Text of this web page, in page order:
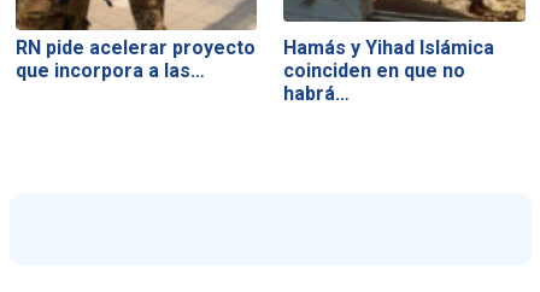
RN pide acelerar proyecto
que incorpora a las…
Hamás y Yihad Islámica
coinciden en que no
habrá…